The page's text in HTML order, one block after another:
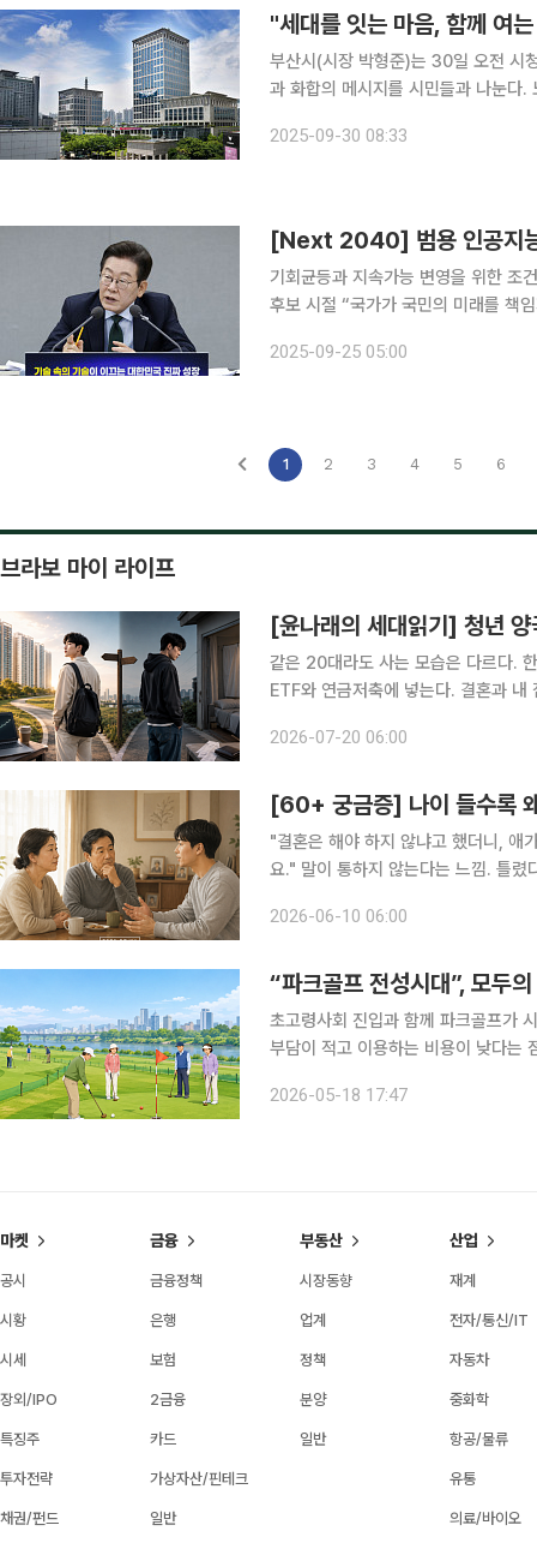
부산시(시장 박형준)는 30일 오전 시
과 화합의 메시지를 시민들과 나눈다. 노인의 날은 노인에 대한 사회적 관심과 공경 의식을 높이고
2025-09-30 08:33
[Next 2040] 범용 인공지
기회균등과 지속가능 변영을 위한 조건재원
후보 시절 “국가가 국민의 미래를 책
후에는 인공지능(AI)과 로봇 자동화
2025-09-25 05:00
1 2 3 4 5 6
브라보 마이 라이프
[윤나래의 세대읽기] 청년 양
같은 20대라도 사는 모습은 다르다.
ETF와 연금저축에 넣는다. 결혼과 내
서는 해외여행과 오마카세 인증이 올
2026-07-20 06:00
[60+ 궁금증] 나이 들수록
"결혼은 해야 하지 않냐고 했더니, 애
요." 말이 통하지 않는다는 느낌. 틀렸다기보다 그냥 다른 세상에 사는 것 같다는 감각. 나이가 들수
2026-06-10 06:00
“파크골프 전성시대”, 모두
초고령사회 진입과 함께 파크골프가
부담이 적고 이용하는 비용이 낮다는
논란까지 불거지면서 단순한 ‘인기 스
2026-05-18 17:47
마켓
공시
시황
시세
장외/IPO
특징주
투자전략
채권/펀드
금융
금융정책
은행
보험
2금융
카드
가상자산/핀테크
일반
부동산
시장동향
업계
정책
분양
일반
산업
재계
전자/통신/IT
자동차
중화학
항공/물류
유통
의료/바이오